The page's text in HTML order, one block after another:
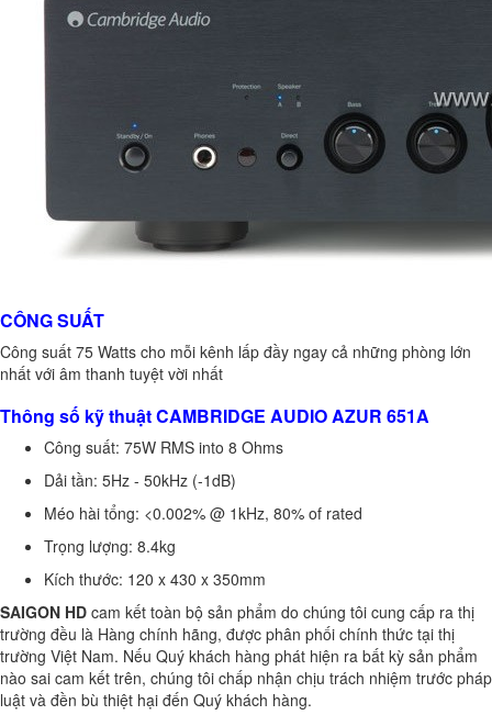
CÔNG SUẤT
Công suất 75 Watts cho mỗi kênh lấp đầy ngay cả những phòng lớn
nhất với âm thanh tuyệt vời nhất
Thông số kỹ thuật CAMBRIDGE AUDIO AZUR 651A
Công suất: 75W RMS into 8 Ohms
Dải tần: 5Hz - 50kHz (-1dB)
Méo hài tổng: <0.002% @ 1kHz, 80% of rated
Trọng lượng: 8.4kg
Kích thước: 120 x 430 x 350mm
SAIGON HD cam kết toàn bộ sản phẩm do chúng tôi cung cấp ra thị
trường đều là Hàng chính hãng, được phân phối chính thức tại thị
trường Việt Nam. Nếu Quý khách hàng phát hiện ra bất kỳ sản phẩm
nào sai cam kết trên, chúng tôi chấp nhận chịu trách nhiệm trước pháp
luật và đền bù thiệt hại đến Quý khách hàng.